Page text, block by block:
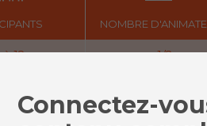
à 12
NOMBRE
1/2
OBJECTIFS
Connectez-